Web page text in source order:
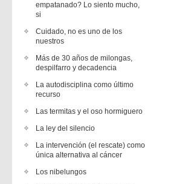
empatanado? Lo siento mucho,
si
Cuidado, no es uno de los
nuestros
Más de 30 años de milongas,
despilfarro y decadencia
La autodisciplina como último
recurso
Las termitas y el oso hormiguero
La ley del silencio
La intervención (el rescate) como
única alternativa al cáncer
Los nibelungos